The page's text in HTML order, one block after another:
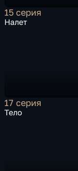
15 серия
Налет
17 серия
Тело